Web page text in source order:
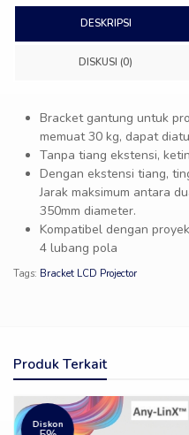
DESKRIPSI
DISKUSI (0)
Bracket gantung untuk
memuat 30 kg, dapat
Tanpa tiang ekstensi,
Dengan ekstensi tiang,
Jarak maksimum antara
350mm diameter.
Kompatibel dengan
4 lubang pola
Tags: Bracket LCD Projector
Produk Terkait
Diskon